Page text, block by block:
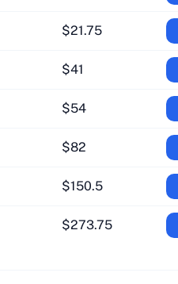
$21.75
$41
$54
$82
$150.5
$273.75